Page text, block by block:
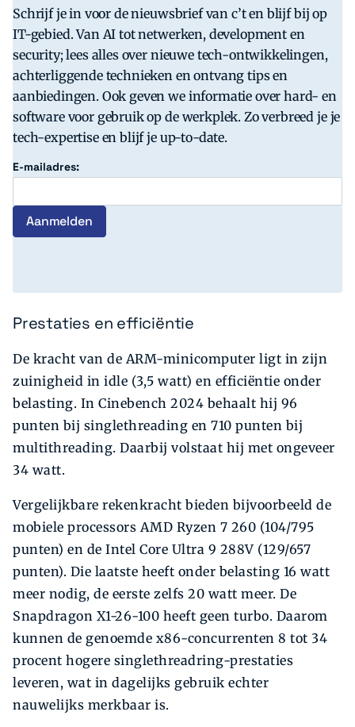
Schrijf je in voor de nieuwsbrief van c’t en blijf bij op
IT-gebied. Van AI tot netwerken, development en
security; lees alles over nieuwe tech-ontwikkelingen,
achterliggende technieken en ontvang tips en
aanbiedingen. Ook geven we informatie over hard- en
software voor gebruik op de werkplek. Zo verbreed je je
tech-expertise en blijf je up-to-date.
E-mailadres:
Prestaties en efficiëntie
De kracht van de ARM-minicomputer ligt in zijn
zuinigheid in idle (3,5 watt) en efficiëntie onder
belasting. In Cinebench 2024 behaalt hij 96
punten bij singlethreading en 710 punten bij
multithreading. Daarbij volstaat hij met ongeveer
34 watt.
Vergelijkbare rekenkracht bieden bijvoorbeeld de
mobiele processors AMD Ryzen 7 260 (104/795
punten) en de Intel Core Ultra 9 288V (129/657
punten). Die laatste heeft onder belasting 16 watt
meer nodig, de eerste zelfs 20 watt meer. De
Snapdragon X1-26-100 heeft geen turbo. Daarom
kunnen de genoemde x86-concurrenten 8 tot 34
procent hogere singlethreadring-prestaties
leveren, wat in dagelijks gebruik echter
nauwelijks merkbaar is.